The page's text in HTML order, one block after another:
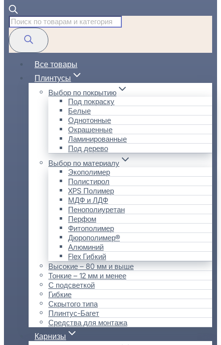
Поиск
товаров
Все товары
Плинтусы
Выбор по покрытию
Под покраску
Белые
Однотонные
Окрашенные
Ламинированные
Под дерево
Выбор по материалу
Экополимер
Полистирол
XPS Полимер
МДФ и ЛДФ
Пенополиуретан
Перфом
Фитополимер
Дюрополимер®
Алюминий
Flex Гибкий
Высокие – 80 мм и выше
Тонкие – 12 мм и менее
С подсветкой
Гибкие
Скрытого типа
Плинтус-Багет
Средства для монтажа
Карнизы